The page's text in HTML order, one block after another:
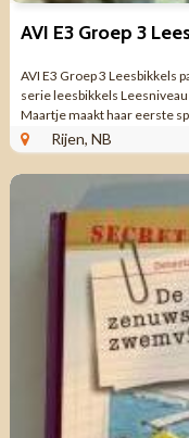
AVI E3 Groep 3
AVI E3 Groep 3 Leesbikkels
serie leesbikkels
Maartje maakt haar eerste
een paar ...Rijen, NB